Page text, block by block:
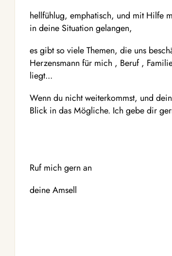
hellfühlug, emphatisch, und mit Hilfe
in deine Situation gelangen,
es gibt so viele Themen, die uns
Herzensmann für mich , Beruf ,
liegt...
Wenn du nicht weiterkommst, und
Blick in das Mögliche. Ich gebe dir
Ruf mich gern an
deine Amsell